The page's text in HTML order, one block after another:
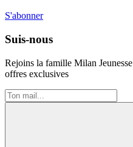
S'abonner
Suis-nous
Rejoins la famille Milan Jeunesse
offres exclusives